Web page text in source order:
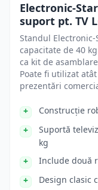
Electronic-
suport pt. TV
Standul
capacitate de 40
ca kit de
Poate fi utilizat
prezentări
Construcție
Suportă
kg
Include două
Design clasic